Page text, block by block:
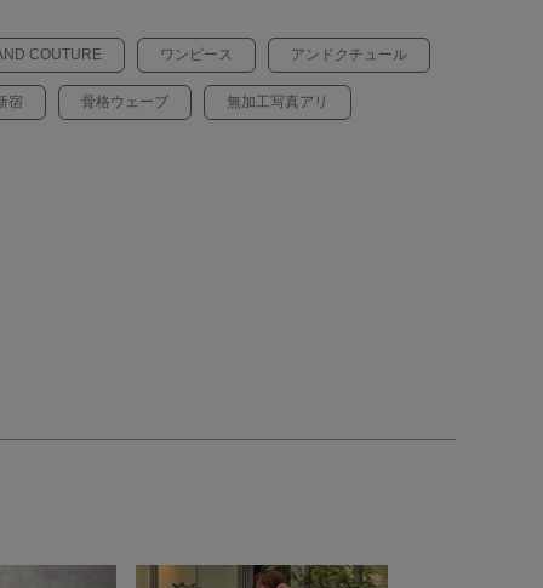
COUTURE ワンピース アンドクチュール
宿 骨格ウェーブ 無加工写真アリ